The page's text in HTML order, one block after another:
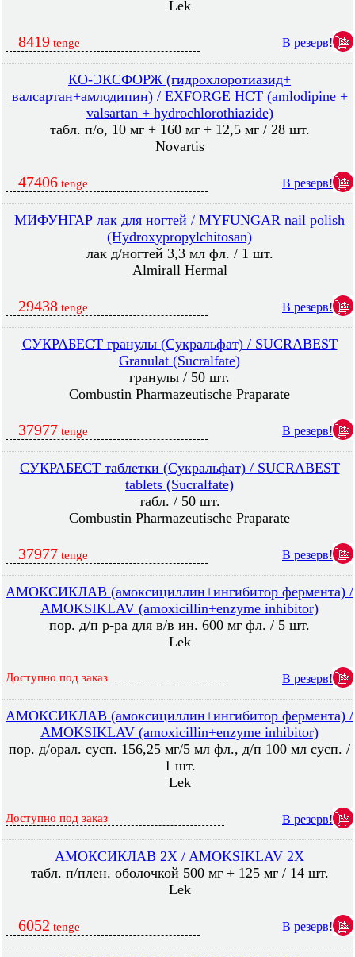
Lek
8419 tenge В резерв!
КО-ЭКСФОРЖ (гидрохлоротиазид+
валсартан+амлодипин) / EXFORGE HCT (amlodipine +
valsartan + hydrochlorothiazide)
табл. п/о, 10 мг + 160 мг + 12,5 мг / 28 шт.
Novartis
47406 tenge В резерв!
МИФУНГАР лак для ногтей / MYFUNGAR nail polish
(Hydroxypropylchitosan)
лак д/ногтей 3,3 мл фл. / 1 шт.
Almirall Hermal
29438 tenge В резерв!
СУКРАБЕСТ гранулы (Сукральфат) / SUCRABEST
Granulat (Sucralfate)
гранулы / 50 шт.
Combustin Pharmazeutische Praparate
37977 tenge В резерв!
СУКРАБЕСТ таблетки (Сукральфат) / SUCRABEST
tablets (Sucralfate)
табл. / 50 шт.
Combustin Pharmazeutische Praparate
37977 tenge В резерв!
АМОКСИКЛАВ (амоксициллин+ингибитор фермента) /
AMOKSIKLAV (amoxicillin+enzyme inhibitor)
пор. д/п р-ра для в/в ин. 600 мг фл. / 5 шт.
Lek
Доступно под заказ В резерв!
АМОКСИКЛАВ (амоксициллин+ингибитор фермента) /
AMOKSIKLAV (amoxicillin+enzyme inhibitor)
пор. д/орал. сусп. 156,25 мг/5 мл фл., д/п 100 мл сусп. /
1 шт.
Lek
Доступно под заказ В резерв!
АМОКСИКЛАВ 2X / AMOKSIKLAV 2X
табл. п/плен. оболочкой 500 мг + 125 мг / 14 шт.
Lek
6052 tenge В резерв!